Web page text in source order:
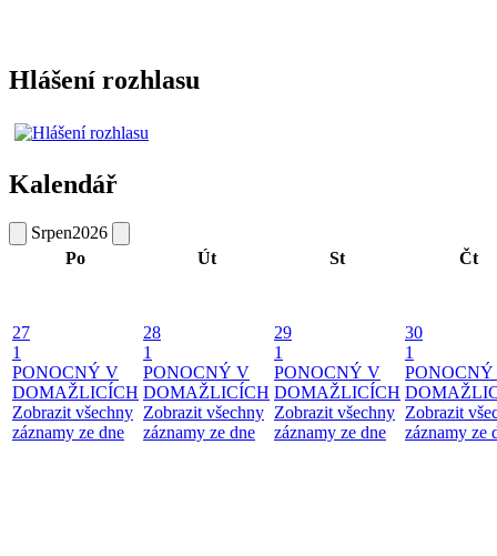
Hlášení rozhlasu
Kalendář
Srpen2026
Po
Út St Čt
27
1
PONOCNÝ V
DOMAŽLICÍCH
Zobrazit všechny
záznamy ze dne
28
1
PONOCNÝ V
DOMAŽLICÍCH
Zobrazit všechny
záznamy ze dne
29
1
PONOCNÝ V
DOMAŽLICÍCH
Zobrazit všechny
záznamy ze dne
30
1
Zobrazit
záznamy ze